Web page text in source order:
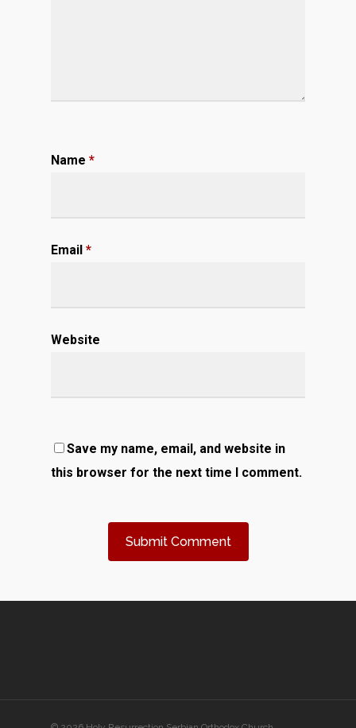
Name *
Email *
Website
Save my name, email, and website in
this browser for the next time I comment.